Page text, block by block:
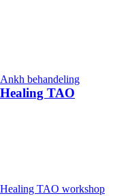
Ankh behandeling
Healing TAO
Healing TAO workshop